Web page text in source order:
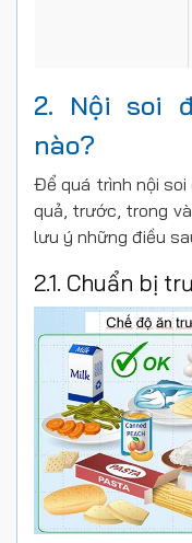
2. Nội soi
nào?
Để quá trình nội soi
quả, trước, trong
lưu ý những điều
2.1. Chuẩn bị